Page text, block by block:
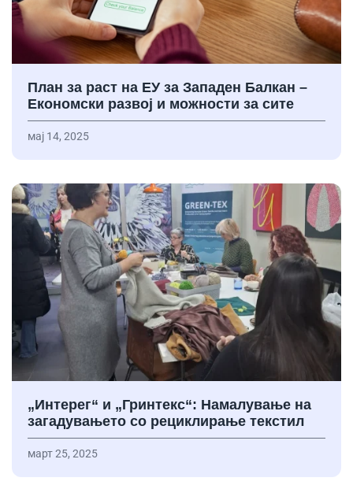
План за раст на ЕУ за Западен Балкан –
Економски развој и можности за сите
мај 14, 2025
„Интерег“ и „Гринтекс“: Намалување на
загадувањето со рециклирање текстил
март 25, 2025